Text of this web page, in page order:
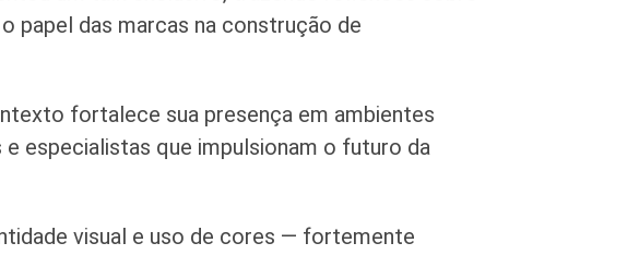
papel das marcas na construção de
fortalece sua presença em ambientes
especialistas que impulsionam o futuro da
visual e uso de cores — fortemente